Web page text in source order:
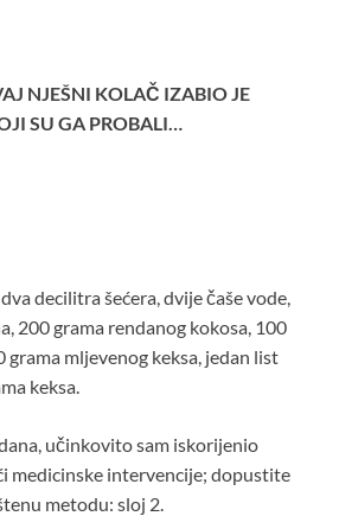
NJEŠNI KOLAČ IZABIO JE
SU GA PROBALI…
decilitra šećera, dvije čaše vode,
200 grama rendanog kokosa, 100
grama mljevenog keksa, jedan list
keksa.
učinkovito sam iskorijenio
medicinske intervencije; dopustite
metodu: sloj 2.